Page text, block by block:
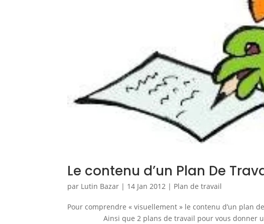
Le contenu d’un Plan De
par Lutin Bazar | 14 Jan 2012 | Plan de travail
Pour comprendre « visuellement » le contenu d’un plan
Ainsi que 2 plans de travail pour vous donner une